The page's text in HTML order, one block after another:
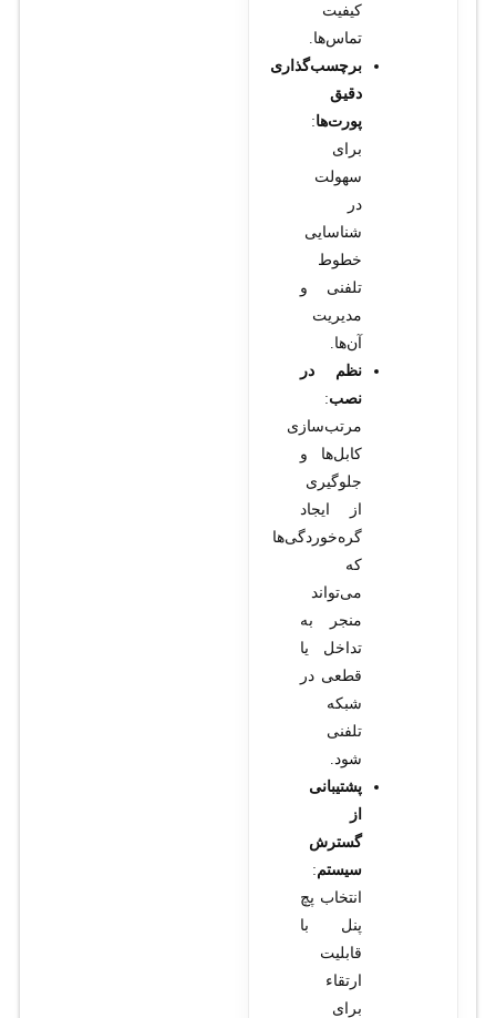
کیفیت
تماس‌ها.
برچسب‌گذاری
دقیق
پورت‌ها:
برای
سهولت
در
شناسایی
خطوط
تلفنی و
مدیریت
آن‌ها.
نظم در
نصب:
مرتب‌سازی
کابل‌ها و
جلوگیری
از ایجاد
گره‌خوردگی‌ها
که
می‌تواند
منجر به
تداخل یا
قطعی در
شبکه
تلفنی
شود.
پشتیبانی
از
گسترش
سیستم:
انتخاب پچ
پنل با
قابلیت
ارتقاء
برای